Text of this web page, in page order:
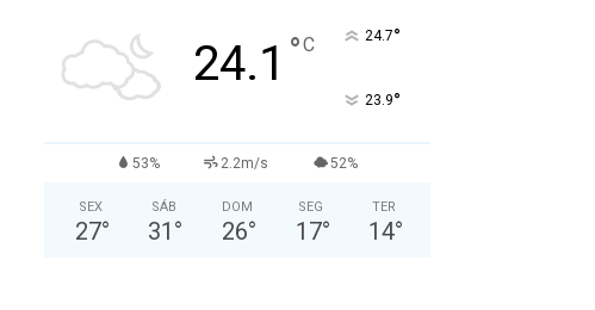
24.1 °C 24.7°
23.9°
53% 2.2m/s 52%
SEX
27°
SÁB
31 °
DOM
26°
SEG
17°
TER
14°